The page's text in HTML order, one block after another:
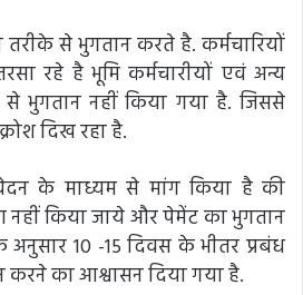
से भुगतान करते है. कर्मचारियों
रहे है भूमि कर्मचारीयों एवं अन्य
से भुगतान नहीं किया गया है. जिससे
दिख रहा है.
के माध्यम से मांग किया है की
नहीं किया जाये और पेमेंट का भुगतान
10 -15 दिवस के भीतर प्रबंध
करने का आश्वासन दिया गया है.